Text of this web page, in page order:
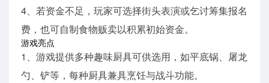
4、若资金不足，玩家可选择街头表演或乞讨筹集报名
费，也可自制食物贩卖以积累初始资金。
游戏亮点
1、游戏提供多种趣味厨具可供选用，如平底锅、屠龙
勺、铲等，每种厨具兼具烹饪与战斗功能。